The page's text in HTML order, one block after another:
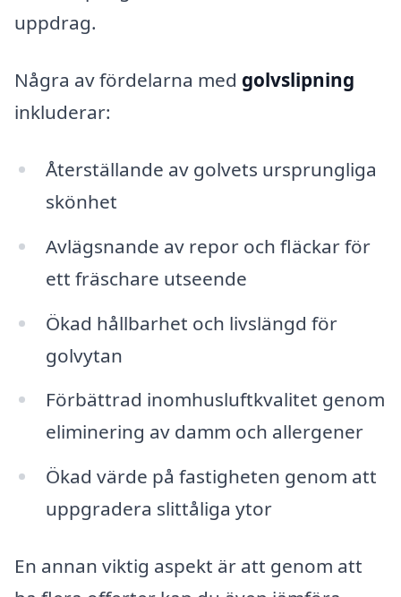
uppdrag.
Några av fördelarna med golvslipning
inkluderar:
Återställande av golvets ursprungliga
skönhet
Avlägsnande av repor och fläckar för
ett fräschare utseende
Ökad hållbarhet och livslängd för
golvytan
Förbättrad inomhusluftkvalitet genom
eliminering av damm och allergener
Ökad värde på fastigheten genom att
uppgradera slittåliga ytor
En annan viktig aspekt är att genom att